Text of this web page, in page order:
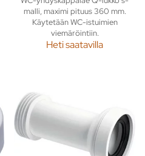
malli, maximi pituus 360 mm.
Käytetään WC-istuimien
viemäröintiin.
Heti saatavilla